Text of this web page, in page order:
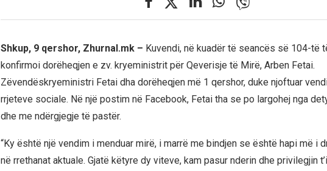
Shkup, 9 qershor, Zhurnal.mk – Kuvendi, në kuadër të seancës së 104-të
konfirmoi dorëheqjen e zv. kryeministrit për Qeverisje të Mirë, Arben Fetai.
Zëvendëskryeministri Fetai dha dorëheqjen më 1 qershor, duke njoftuar
rrjeteve sociale. Në një postim në Facebook, Fetai tha se po largohej nga
dhe me ndërgjegje të pastër.
“Ky është një vendim i menduar mirë, i marrë me bindjen se është hapi më i
në rrethanat aktuale. Gjatë këtyre dy viteve, kam pasur nderin dhe privilegjin